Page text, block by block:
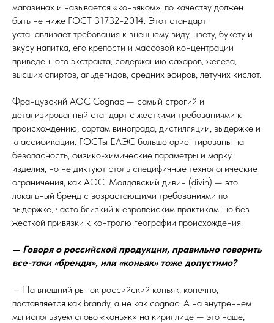
магазинах и называется «коньяком», по качеству должен
быть не ниже ГОСТ 31732-2014. Этот стандарт
устанавливает требования к внешнему виду, цвету, букету и
вкусу напитка, его крепости и массовой концентрации
приведенного экстракта, содержанию сахаров, железа,
высших спиртов, альдегидов, средних эфиров, летучих кислот.
Французский AOC Cognac — самый строгий и
детализированный стандарт с жесткими требованиями к
происхождению, сортам винограда, дистилляции, выдержке и
классификации. ГОСТы ЕАЭС больше ориентированы на
безопасность, физико-химические параметры и марку
изделия, но не диктуют столь специфичные технологические
ограничения, как AOC. Молдавский дивин (divin) — это
локальный бренд с возрастающими требованиями по
выдержке, часто близкий к европейским практикам, но без
жесткой привязки к контролю географии происхождения.
— Говоря о российской продукции, правильно говорить
все-таки «бренди», или «коньяк» тоже допустимо?
— На внешний рынок российский коньяк, конечно,
поставляется как brandy, а не как cognac. А на внутреннем
мы используем слово «коньяк» на кириллице — это наше,